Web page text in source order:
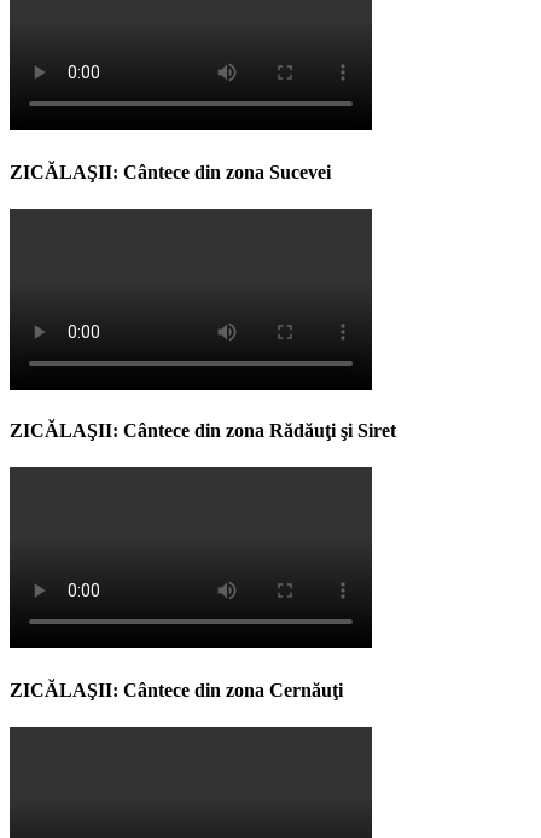
ZICĂLAŞII: Cântece din zona Sucevei
ZICĂLAŞII: Cântece din zona Rădăuţi şi Siret
ZICĂLAŞII: Cântece din zona Cernăuţi